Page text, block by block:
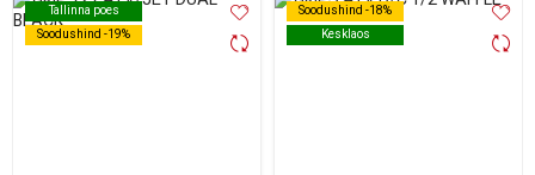
Tallinna poes
Soodushind -19%
Tallinna poes
Soodushind -19%
Soodushind -18%
Kesklaos
Soodushind -18%
Kesklaos